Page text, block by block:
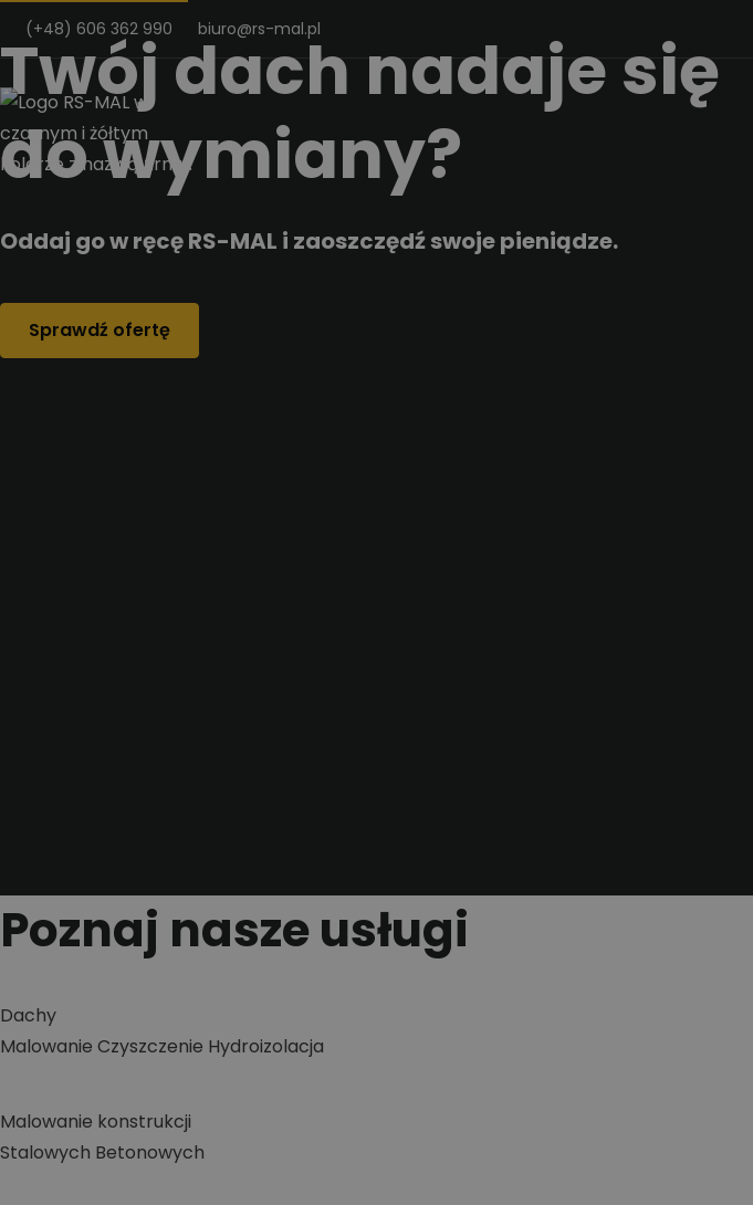
Przejdz do tresci
(+48) 606 362 990 biuro@rs-mal.pl
Twój dach nadaje się
do wymiany?
Oddaj go w ręcę RS-MAL i zaoszczędź swoje pieniądze.
Sprawdź ofertę
Poznaj nasze usługi
Dachy
Malowanie Czyszczenie Hydroizolacja
Malowanie konstrukcji
Stalowych Betonowych